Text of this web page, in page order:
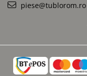
piese@tublorom.ro